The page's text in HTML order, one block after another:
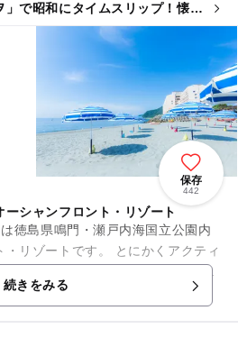
」で昭和にタイムスリップ！懐か
保存
442
シャンフロント・リゾート
徳島県鳴門・瀬戸内海国立公園内
です。 とにかくアクティ
プライベートビーチでは、ファミリ
続きをみる